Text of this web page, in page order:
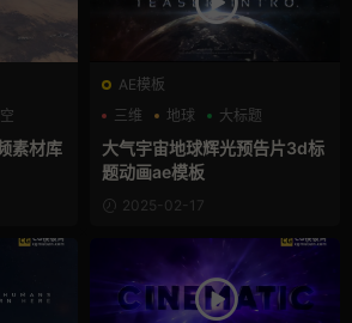
素材库
AE模板
三维
地球 大标题
大气宇宙地球辉光预告片3d标
题动画ae模板
2025-02-17